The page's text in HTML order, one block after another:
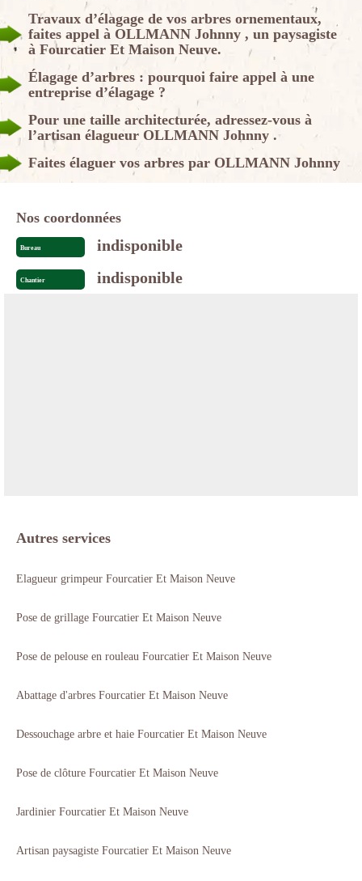
Travaux d’élagage de vos arbres ornementaux,
faites appel à OLLMANN Johnny , un paysagiste
à Fourcatier Et Maison Neuve.
Élagage d’arbres : pourquoi faire appel à une
entreprise d’élagage ?
Pour une taille architecturée, adressez-vous à
l’artisan élagueur OLLMANN Johnny .
Faites élaguer vos arbres par OLLMANN Johnny
Nos coordonnées
Bureau indisponible
Chantier indisponible
Autres services
Elagueur grimpeur Fourcatier Et Maison Neuve
Pose de grillage Fourcatier Et Maison Neuve
Pose de pelouse en rouleau Fourcatier Et Maison Neuve
Abattage d'arbres Fourcatier Et Maison Neuve
Dessouchage arbre et haie Fourcatier Et Maison Neuve
Pose de clôture Fourcatier Et Maison Neuve
Jardinier Fourcatier Et Maison Neuve
Artisan paysagiste Fourcatier Et Maison Neuve